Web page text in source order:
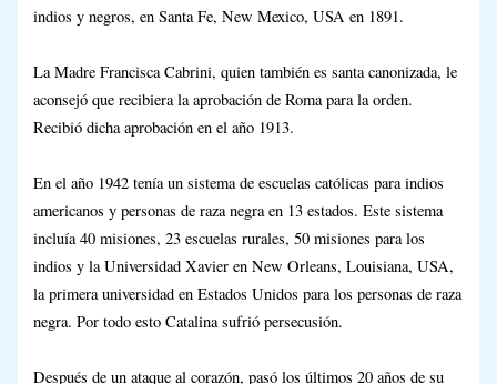
indios y negros, en Santa Fe, New Mexico, USA en 1891.
La Madre Francisca Cabrini, quien también es santa canonizada, le
aconsejó que recibiera la aprobación de Roma para la orden.
Recibió dicha aprobación en el año 1913.
En el año 1942 tenía un sistema de escuelas católicas para indios
americanos y personas de raza negra en 13 estados. Este sistema
incluía 40 misiones, 23 escuelas rurales, 50 misiones para los
indios y la Universidad Xavier en New Orleans, Louisiana, USA,
la primera universidad en Estados Unidos para los personas de raza
negra. Por todo esto Catalina sufrió persecusión.
Después de un ataque al corazón, pasó los últimos 20 años de su